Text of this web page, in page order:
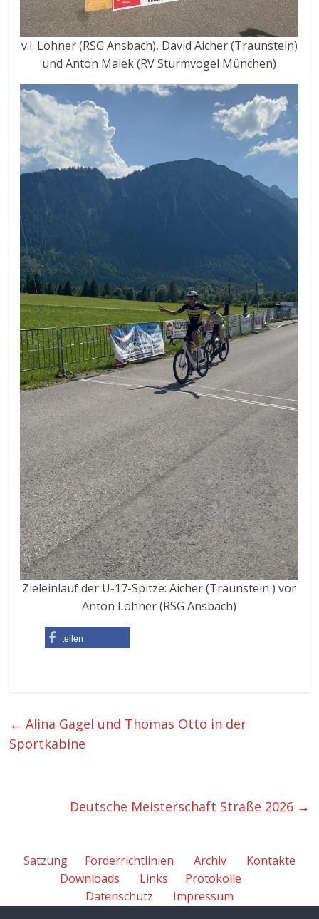
v.l. Löhner (RSG Ansbach), David Aicher (Traunstein)
und Anton Malek (RV Sturmvogel München)
Zieleinlauf der U-17-Spitze: Aicher (Traunstein ) vor
Anton Löhner (RSG Ansbach)
teilen
← Alina Gagel und Thomas Otto in der
Sportkabine
Deutsche Meisterschaft Straße 2026 →
Satzung Förderrichtlinien Archiv
Kontakte
Downloads
Links
Protokolle
Datenschutz
Impressum